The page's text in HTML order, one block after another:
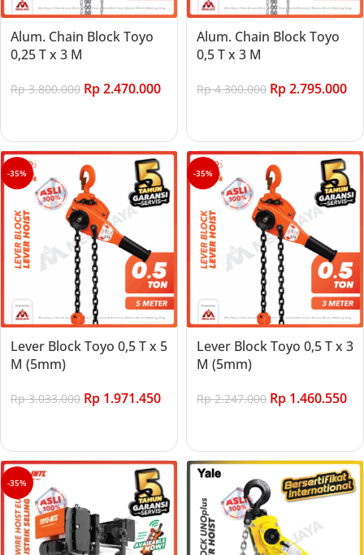
Alum. Chain Block Toyo
0,25 T x 3 M
Rp3.800.000 Rp2.470.000
Alum. Chain Block Toyo
0,5 T x 3 M
Rp4.300.000 Rp2.795.000
-35%
Lever Block Toyo 0,5 T x 5
M (5mm)
Rp3.033.000 Rp 1.971.450
-35%
Lever Block Toyo 0,5 T x 3
M (5mm)
Rp2.247.000 Rp 1.460.550
-35%